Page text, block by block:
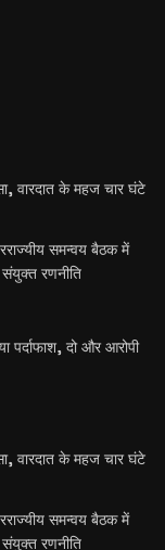
वारदात के महज चार घंटे
समन्वय बैठक में
रणनीति
पर्दाफाश, दो और आरोपी
वारदात के महज चार घंटे
समन्वय बैठक में
रणनीति